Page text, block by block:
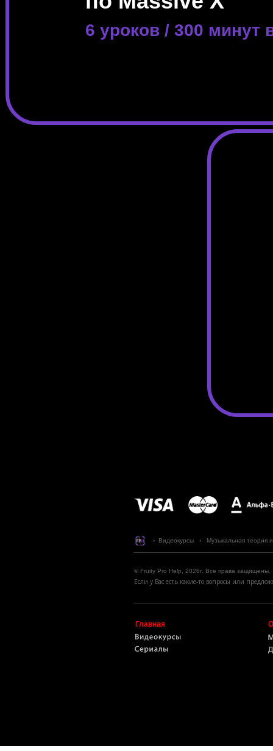
› Видеокурсы › Музыкальная теория и
6 уроков / 300 минут
Главная
© Fruity Pro Help, 2026г. Все права защищены.
Если у Вас есть какие-то вопросы или